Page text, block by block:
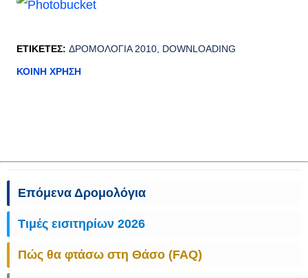
ΕΤΙΚΈΤΕΣ: ΔΡΟΜΟΛΌΓΙΑ 2010 DOWNLOADING
ΚΟΙΝΉ ΧΡΉΣΗ
Επόμενα Δρομολόγια
Τιμές εισιτηρίων 2026
Πώς θα φτάσω στη Θάσο (FAQ)